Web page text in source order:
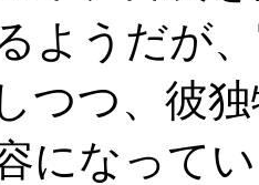
ようだが
つつ、彼
になって